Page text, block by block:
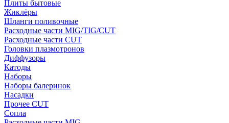
Плиты бытовые
Жиклёры
Шланги поливочные
Расходные части MIG/TIG/CUT
Расходные части CUT
Головки плазмотронов
Диффузоры
Катоды
Наборы
Наборы балеринок
Насадки
Прочее CUT
Сопла